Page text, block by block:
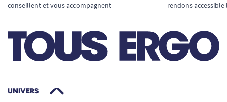
Besoin de conseils pour bien choisir vos
guideComment choisir ses couverts
ergonomiques.
conseillent et vous accompagnent
rendons
UNIVERS